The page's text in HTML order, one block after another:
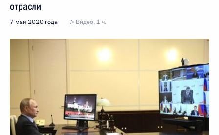
отрасли
7 мая 2020 года Видео, 1 ч.